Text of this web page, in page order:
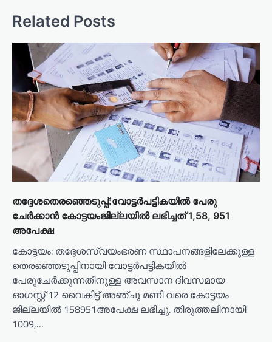
n
a
v
g
a
t
i
o
n
Related Posts
തദ്ദേശതെരഞ്ഞെടുപ്പ്:വോട്ടർപട്ടികയിൽ പേരു
ചേർക്കാൻ കോട്ടയംജില്ലയിൽ ലഭിച്ചത് 1,58, 951
അപേക്ഷ
കോട്ടയം: തദ്ദേശസ്വയംഭരണ സ്ഥാപനങ്ങളിലേക്കുള്ള
തെരഞ്ഞെടുപ്പിനായി വോട്ടർപട്ടികയിൽ
പേരുചേർക്കുന്നതിനുള്ള അവസാന ദിവസമായ
ഓഗസ്റ്റ് 12 വൈകിട്ട് അഞ്ചു മണി വരെ കോട്ടയം
ജില്ലയിൽ 158951അപേക്ഷ ലഭിച്ചു. തിരുത്തലിനായി
1009,…